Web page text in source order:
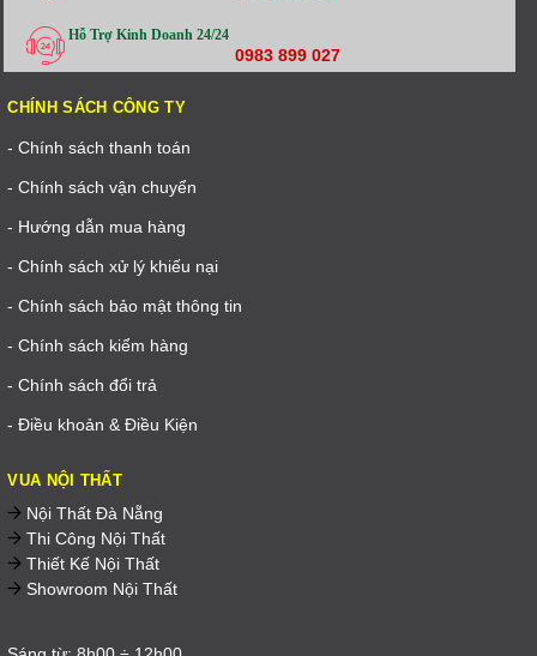
Hỗ Trợ Kinh Doanh 24/24
0983 899 027
CHÍNH SÁCH CÔNG TY
- Chính sách thanh toán
- Chính sách vận chuyển
- Hướng dẫn mua hàng
- Chính sách xử lý khiếu nại
- Chính sách bảo mật thông tin
- Chính sách kiểm hàng
- Chính sách đổi trả
- Điều khoản & Điều Kiện
VUA NỘI THẤT
Nội Thất Đà Nẵng
Thi Công Nội Thất
Thiết Kế Nội Thất
Showroom Nội Thất